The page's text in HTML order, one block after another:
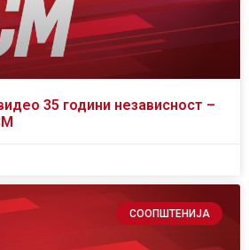
35 години независност –
СООПШТЕНИЈА